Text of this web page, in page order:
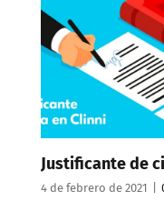
Justificante de
4 de febrero de 2021